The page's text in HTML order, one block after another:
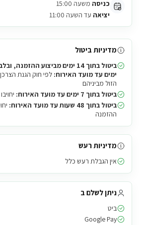
כניסה משעה 15:00
יציאה עד השעה 11:00
מדיניות ביטול
ימים עד מועד האירוח:
הזול מביניהם
ביטול בתוך 7 ימים עד מועד האירוח:
יחויבו 20% מסכום ההזמנה
ביטול בתוך 48 שעות עד מועד האירוח:
ההזמנה
מדיניות רעש
אין הגבלת רעש כלל
ניתן לשלם ב
ביט
Google Pay